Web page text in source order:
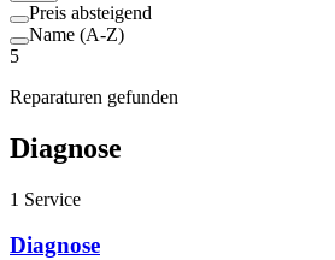
Preis absteigend
Name (A-Z)
5
Reparaturen gefunden
Diagnose
1 Service
Diagnose